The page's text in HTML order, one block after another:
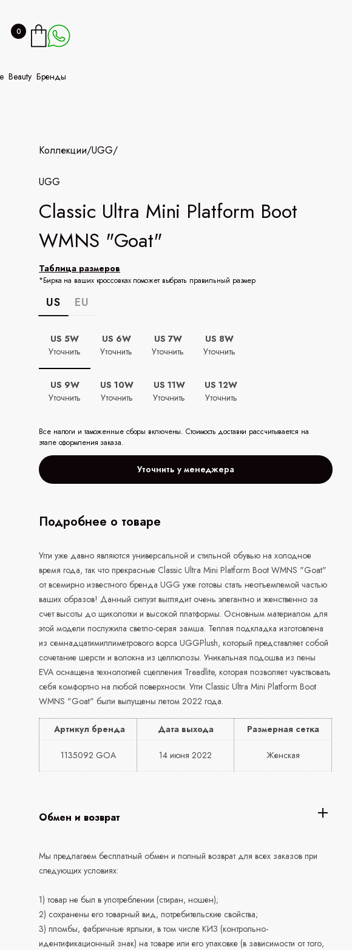
0
Beauty Бренды
Коллекции/UGG/
UGG
Classic Ultra Mini Platform Boot
WMNS "Goat"
Таблица размеров
*Бирка на ваших кроссовках поможет выбрать правильный размер
US EU
US 5W
Уточнить
US 6W
Уточнить
US 7W
Уточнить
US 8W
Уточнить
US 9W
Уточнить
US 10W
Уточнить
US 11W
Уточнить
US 12W
Уточнить
Все налоги и таможенные сборы включены. Стоимость доставки рассчитывается на
этапе оформления заказа.
Уточнить у менеджера
Подробнее о товаре
Угги уже давно являются универсальной и стильной обувью на холодное
время года, так что прекрасные Classic Ultra Mini Platform Boot WMNS "Goat"
от всемирно известного бренда UGG уже готовы стать неотъемлемой частью
ваших образов! Данный силуэт выглядит очень элегантно и женственно за
счет высоты до щиколотки и высокой платформы. Основным материалом для
этой модели послужила светло-серая замша. Теплая подкладка изготовлена
из семнадцатимиллиметрового ворса UGGPlush, который представляет собой
сочетание шерсти и волокна из целлюлозы. Уникальная подошва из пены
EVA оснащена технологией сцепления Treadlite, которая позволяет чувствовать
себя комфортно на любой поверхности. Угги Classic Ultra Mini Platform Boot
WMNS "Goat" были выпущены летом 2022 года.
Артикул бренда Дата выхода Размерная сетка
1135092 GOA 14 июня 2022 Женская
Обмен и возврат
Мы предлагаем бесплатный обмен и полный возврат для всех заказов при
следующих условиях:
1) товар не был в употреблении (стиран, ношен);
2) сохранены его товарный вид, потребительские свойства;
3) пломбы, фабричные ярлыки, в том числе КИЗ (контрольно-
идентификационный знак) на товаре или его упаковке (в зависимости от того,